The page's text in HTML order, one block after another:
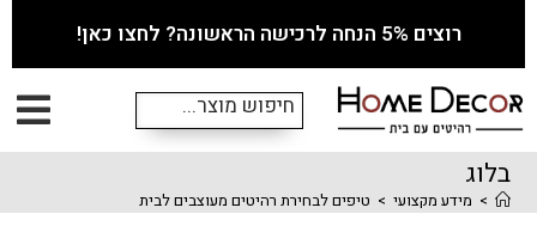
רוצים 5% הנחה לרכישה הראשונה? לחצו כאן!
בלוג
> מידע מקצועי > טיפים לבחירת רהיטים מעוצבים לבית